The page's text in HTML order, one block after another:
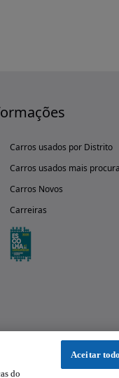
Carros usados por Distrito
Carros usados mais
Carros Novos
Carreiras
do
Aceitar